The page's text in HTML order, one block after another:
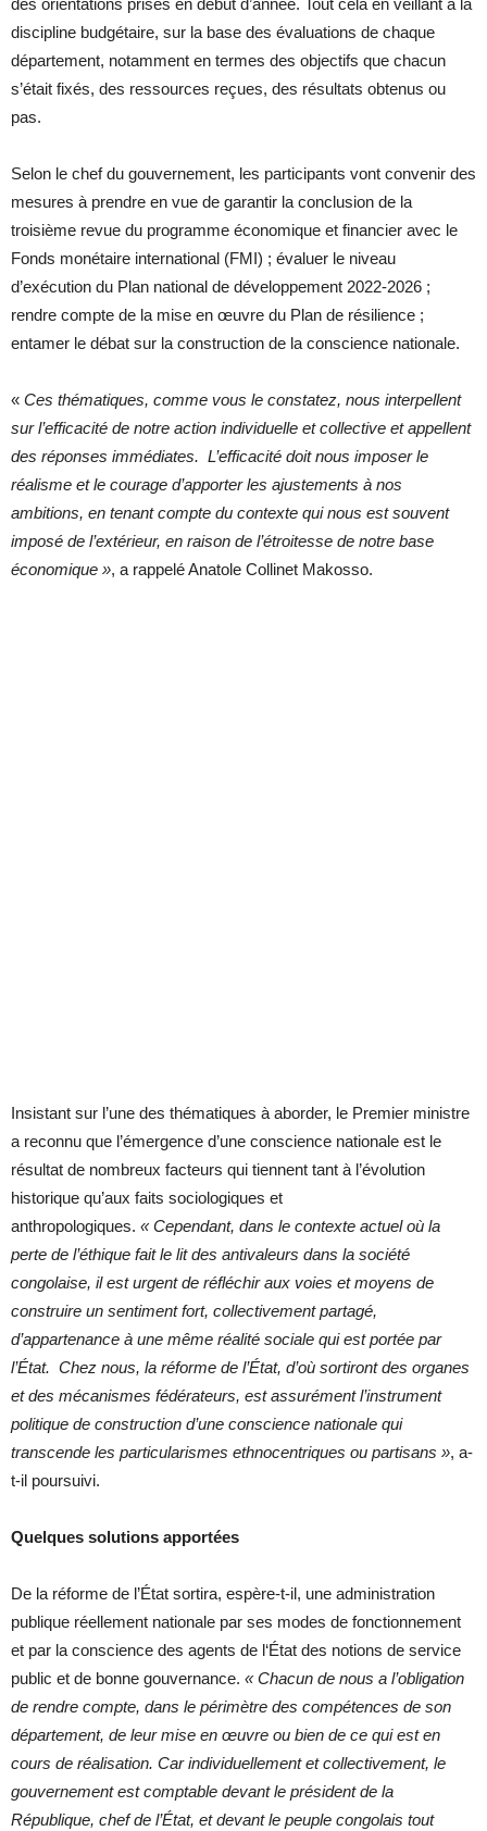
des orientations prises en début d’année. Tout cela en veillant à la
discipline budgétaire, sur la base des évaluations de chaque
département, notamment en termes des objectifs que chacun
s’était fixés, des ressources reçues, des résultats obtenus ou
pas.
Selon le chef du gouvernement, les participants vont convenir des
mesures à prendre en vue de garantir la conclusion de la
troisième revue du programme économique et financier avec le
Fonds monétaire international (FMI) ; évaluer le niveau
d’exécution du Plan national de développement 2022-2026 ;
rendre compte de la mise en œuvre du Plan de résilience ;
entamer le débat sur la construction de la conscience nationale.
« Ces thématiques, comme vous le constatez, nous interpellent
sur l’efficacité de notre action individuelle et collective et appellent
des réponses immédiates. L’efficacité doit nous imposer le
réalisme et le courage d’apporter les ajustements à nos
ambitions, en tenant compte du contexte qui nous est souvent
imposé de l’extérieur, en raison de l’étroitesse de notre base
économique », a rappelé Anatole Collinet Makosso.
Insistant sur l’une des thématiques à aborder, le Premier ministre
a reconnu que l’émergence d’une conscience nationale est le
résultat de nombreux facteurs qui tiennent tant à l’évolution
historique qu’aux faits sociologiques et
anthropologiques. « Cependant, dans le contexte actuel où la
perte de l’éthique fait le lit des antivaleurs dans la société
congolaise, il est urgent de réfléchir aux voies et moyens de
construire un sentiment fort, collectivement partagé,
d’appartenance à une même réalité sociale qui est portée par
l’État. Chez nous, la réforme de l’État, d’où sortiront des organes
et des mécanismes fédérateurs, est assurément l’instrument
politique de construction d’une conscience nationale qui
transcende les particularismes ethnocentriques ou partisans », a-
t-il poursuivi.
Quelques solutions apportées
De la réforme de l’État sortira, espère-t-il, une administration
publique réellement nationale par ses modes de fonctionnement
et par la conscience des agents de l‘État des notions de service
public et de bonne gouvernance. « Chacun de nous a l’obligation
de rendre compte, dans le périmètre des compétences de son
département, de leur mise en œuvre ou bien de ce qui est en
cours de réalisation. Car individuellement et collectivement, le
gouvernement est comptable devant le président de la
République, chef de l’État, et devant le peuple congolais tout